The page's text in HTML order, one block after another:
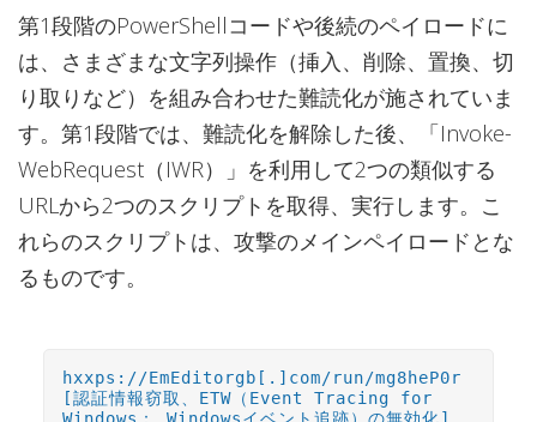
第1段階のPowerShellコードや後続のペイロードに
は、さまざまな文字列操作（挿入、削除、置換、切
り取りなど）を組み合わせた難読化が施されていま
す。第1段階では、難読化を解除した後、「Invoke-
WebRequest（IWR）」を利用して2つの類似する
URLから2つのスクリプトを取得、実行します。こ
れらのスクリプトは、攻撃のメインペイロードとな
るものです。
hxxps://EmEditorgb[.]com/run/mg8heP0r
[認証情報窃取、ETW（Event Tracing for